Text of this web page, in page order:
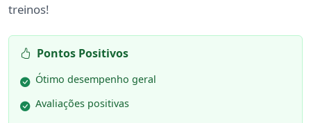
treinos!
Pontos Positivos
Ótimo desempenho geral
Avaliações positivas